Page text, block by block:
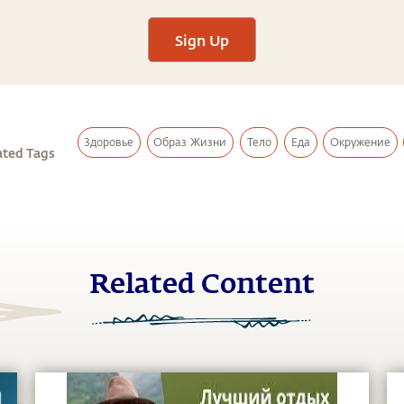
Sign Up
Tags
Здоровье Образ Жизни Тело Еда Окружение
Related Content